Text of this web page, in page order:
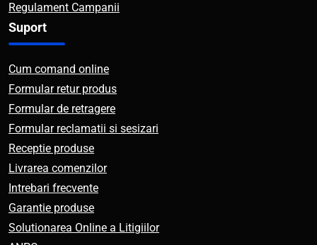
Regulament Campanii
Suport
Cum comand online
Formular retur produs
Formular de retragere
Formular reclamatii si sesizari
Receptie produse
Livrarea comenzilor
Intrebari frecvente
Garantie produse
Solutionarea Online a Litigiilor